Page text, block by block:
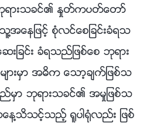
ားသခင္၏ ႏႈတ္ကပတ္ေတာ္
႔အေနျဖင့္ စုံလင္ေစျခင္းခံရသ
ျခင္း ခံရသည္ျဖစ္ေစ ဘုရား
းမွာ အဓိက ေသာ့ခ်က္ျဖစ္သ
ာ ဘုရားသခင္၏ အမႈျဖစ္သ
န႔သိသင့္သည့္ ႐ူပါ႐ုံလည္း ျဖစ္